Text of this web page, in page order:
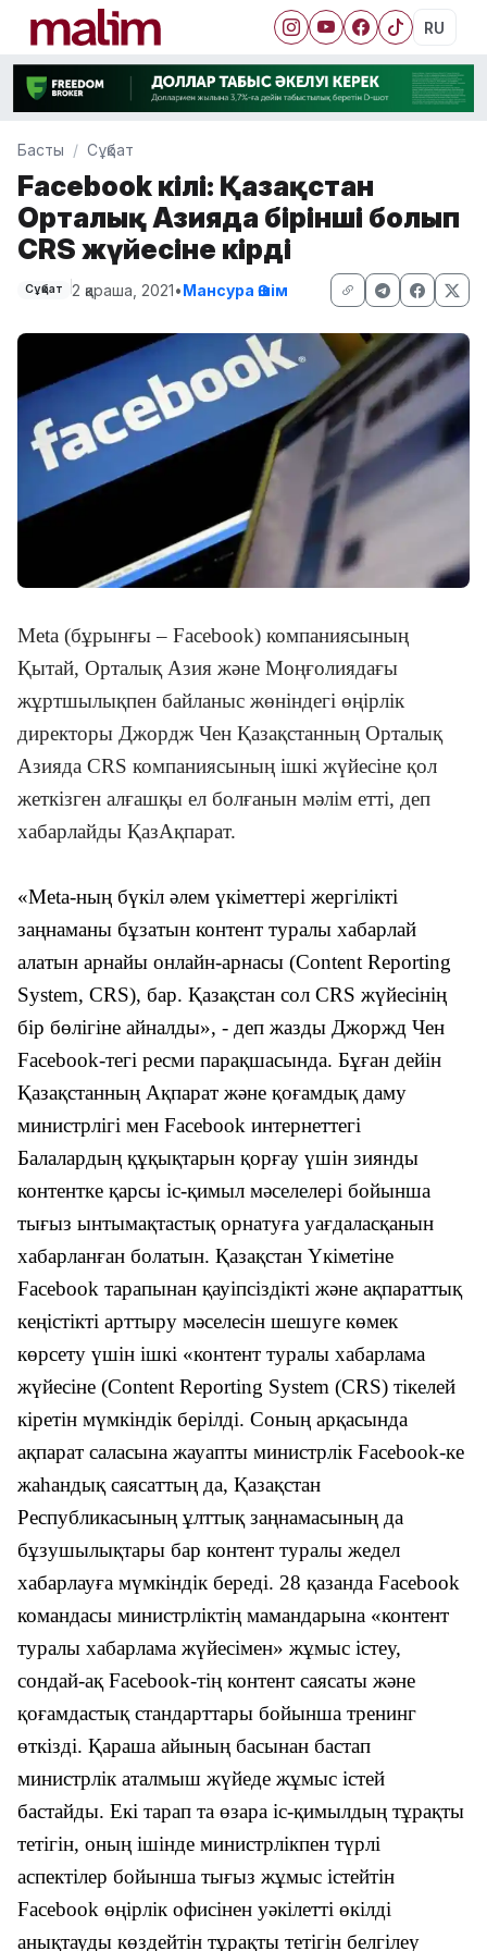
RU
Басты Сұқбат
Facebook өкілі: Қазақстан
Орталық Азияда бірінші болып
CRS жүйесіне кірді
Сұқбат 2 қараша, 2021•Мансура Әшім
Meta (бұрынғы – Facebook) компаниясының
Қытай, Орталық Азия және Моңғолиядағы
жұртшылықпен байланыс жөніндегі өңірлік
директоры Джордж Чен Қазақстанның Орталық
Азияда CRS компаниясының ішкі жүйесіне қол
жеткізген алғашқы ел болғанын мәлім етті, деп
хабарлайды ҚазАқпарат.
«Meta-ның бүкіл әлем үкіметтері жергілікті
заңнаманы бұзатын контент туралы хабарлай
алатын арнайы онлайн-арнасы (Content Reporting
System, CRS), бар. Қазақстан сол CRS жүйесінің
бір бөлігіне айналды», - деп жазды Джоржд Чен
Facebook-тегі ресми парақшасында. Бұған дейін
Қазақстанның Ақпарат және қоғамдық даму
министрлігі мен Facebook интернеттегі
Балалардың құқықтарын қорғау үшін зиянды
контентке қарсы іс-қимыл мәселелері бойынша
тығыз ынтымақтастық орнатуға уағдаласқанын
хабарланған болатын. Қазақстан Үкіметіне
Facebook тарапынан қауіпсіздікті және ақпараттық
кеңістікті арттыру мәселесін шешуге көмек
көрсету үшін ішкі «контент туралы хабарлама
жүйесіне (Content Reporting System (CRS) тікелей
кіретін мүмкіндік берілді. Соның арқасында
ақпарат саласына жауапты министрлік Facebook-ке
жаһандық саясаттың да, Қазақстан
Республикасының ұлттық заңнамасының да
бұзушылықтары бар контент туралы жедел
хабарлауға мүмкіндік береді. 28 қазанда Facebook
командасы министрліктің мамандарына «контент
туралы хабарлама жүйесімен» жұмыс істеу,
сондай-ақ Facebook-тің контент саясаты және
қоғамдастық стандарттары бойынша тренинг
өткізді. Қараша айының басынан бастап
министрлік аталмыш жүйеде жұмыс істей
бастайды. Екі тарап та өзара іс-қимылдың тұрақты
тетігін, оның ішінде министрлікпен түрлі
аспектілер бойынша тығыз жұмыс істейтін
Facebook өңірлік офисінен уәкілетті өкілді
анықтауды көздейтін тұрақты тетігін белгілеу